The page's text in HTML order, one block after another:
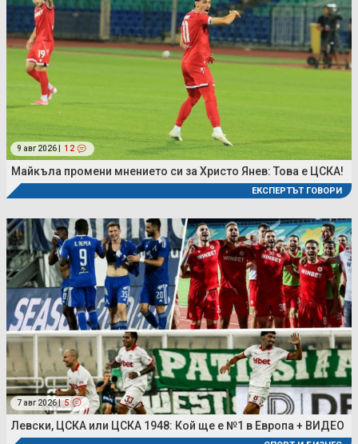
9 авг 2026 | 12
Майкъла промени мнението си за Христо Янев: Това е ЦСКА!
ЕКСПЕРТЪТ ГОВОРИ
7 авг 2026 | 5
Левски, ЦСКА или ЦСКА 1948: Кой ще е №1 в Европа + ВИДЕО